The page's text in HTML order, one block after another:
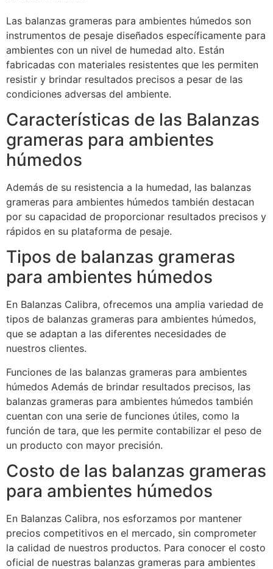
Las balanzas grameras para ambientes húmedos son
instrumentos de pesaje diseñados específicamente para
ambientes con un nivel de humedad alto. Están
fabricadas con materiales resistentes que les permiten
resistir y brindar resultados precisos a pesar de las
condiciones adversas del ambiente.
Características de las Balanzas
grameras para ambientes
húmedos
Además de su resistencia a la humedad, las balanzas
grameras para ambientes húmedos también destacan
por su capacidad de proporcionar resultados precisos y
rápidos en su plataforma de pesaje.
Tipos de balanzas grameras
para ambientes húmedos
En Balanzas Calibra, ofrecemos una amplia variedad de
tipos de balanzas grameras para ambientes húmedos,
que se adaptan a las diferentes necesidades de
nuestros clientes.
Funciones de las balanzas grameras para ambientes
húmedos Además de brindar resultados precisos, las
balanzas grameras para ambientes húmedos también
cuentan con una serie de funciones útiles, como la
función de tara, que les permite contabilizar el peso de
un producto con mayor precisión.
Costo de las balanzas grameras
para ambientes húmedos
En Balanzas Calibra, nos esforzamos por mantener
precios competitivos en el mercado, sin comprometer
la calidad de nuestros productos. Para conocer el costo
oficial de nuestras balanzas grameras para ambientes